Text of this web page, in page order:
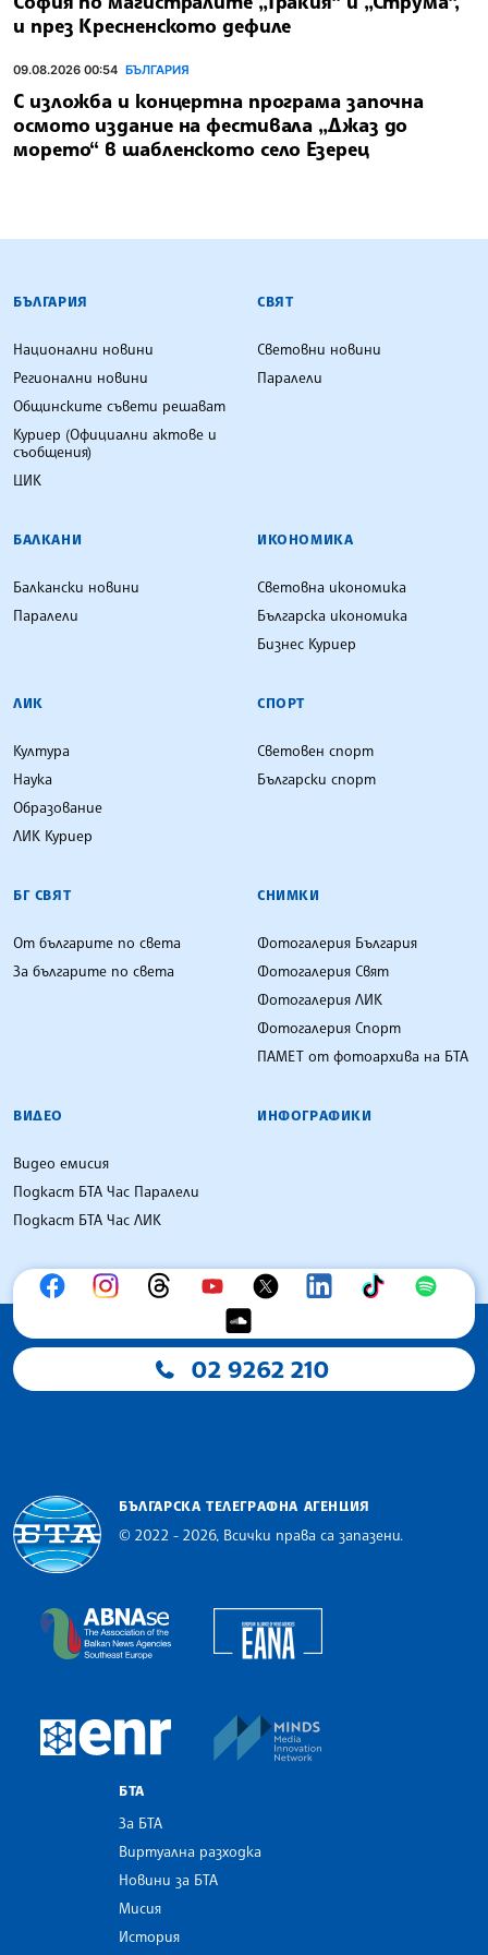
и през Кресненското дефиле
09.08.2026 00:54 БЪЛГАРИЯ
С изложба и концертна програма започна
осмото издание на фестивала „Джаз до
морето“ в шабленското село Езерец
БЪЛГАРСКА ТЕЛЕГРАФНА АГЕНЦИЯ
БЪЛГАРИЯ
Национални новини
Регионални новини
Общинските съвети решават
Куриер (Официални актове и
съобщения)
ЦИК
СВЯТ
Световни новини
Паралели
БАЛКАНИ
Балкански новини
Паралели
ИКОНОМИКА
Световна икономика
Българска икономика
Бизнес Куриер
ЛИК
Култура
Наука
Образование
ЛИК Куриер
СПОРТ
Световен спорт
Български спорт
БГ СВЯТ
От българите по света
За българите по света
СНИМКИ
Фотогалерия България
Фотогалерия Свят
Фотогалерия ЛИК
Фотогалерия Спорт
ПАМЕТ от фотоархива на БТА
ВИДЕО
Видео емисия
Подкаст БТА Час Паралели
Подкаст БТА Час ЛИК
ИНФОГРАФИКИ
02 9262 210
БЪЛГАРСКА ТЕЛЕГРАФНА АГЕНЦИЯ
© 2022 - 2026, Всички права са запазени.
The Assocoation of the Balkan News Agencies
European Newsroom
БТА
За БТА
Виртуална разходка
Новини за БТА
Мисия
История